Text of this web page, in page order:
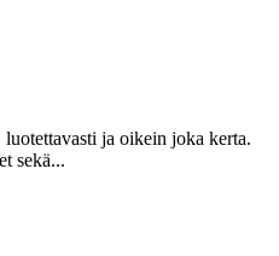
ja oikein joka kerta.
sekä...